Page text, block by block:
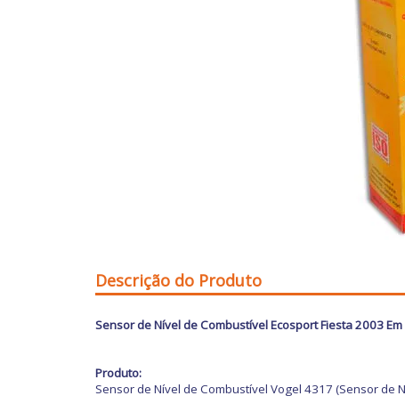
Descrição do Produto
Sensor de Nível de Combustível Ecosport Fiesta 2003
Produto:
Sensor de Nível de Combustível Vogel 4317 (Sensor de